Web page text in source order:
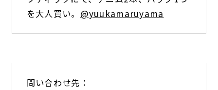
を大人買い。 @yuukamaruyama
問い合わせ先：